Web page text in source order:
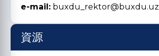
e-mail: buxdu_rektor@buxdu.uz
資源